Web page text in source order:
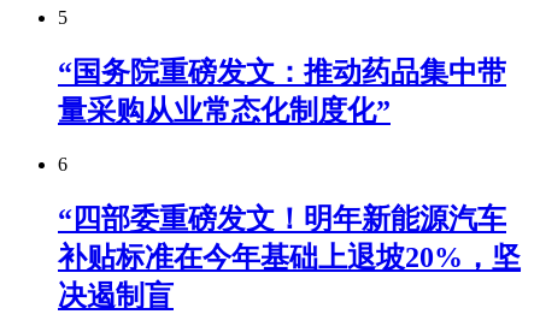
5
“国务院重磅发文：推动药品集中带
量采购从业常态化制度化”
6
“四部委重磅发文！明年新能源汽车
补贴标准在今年基础上退坡20%，坚
决遏制盲